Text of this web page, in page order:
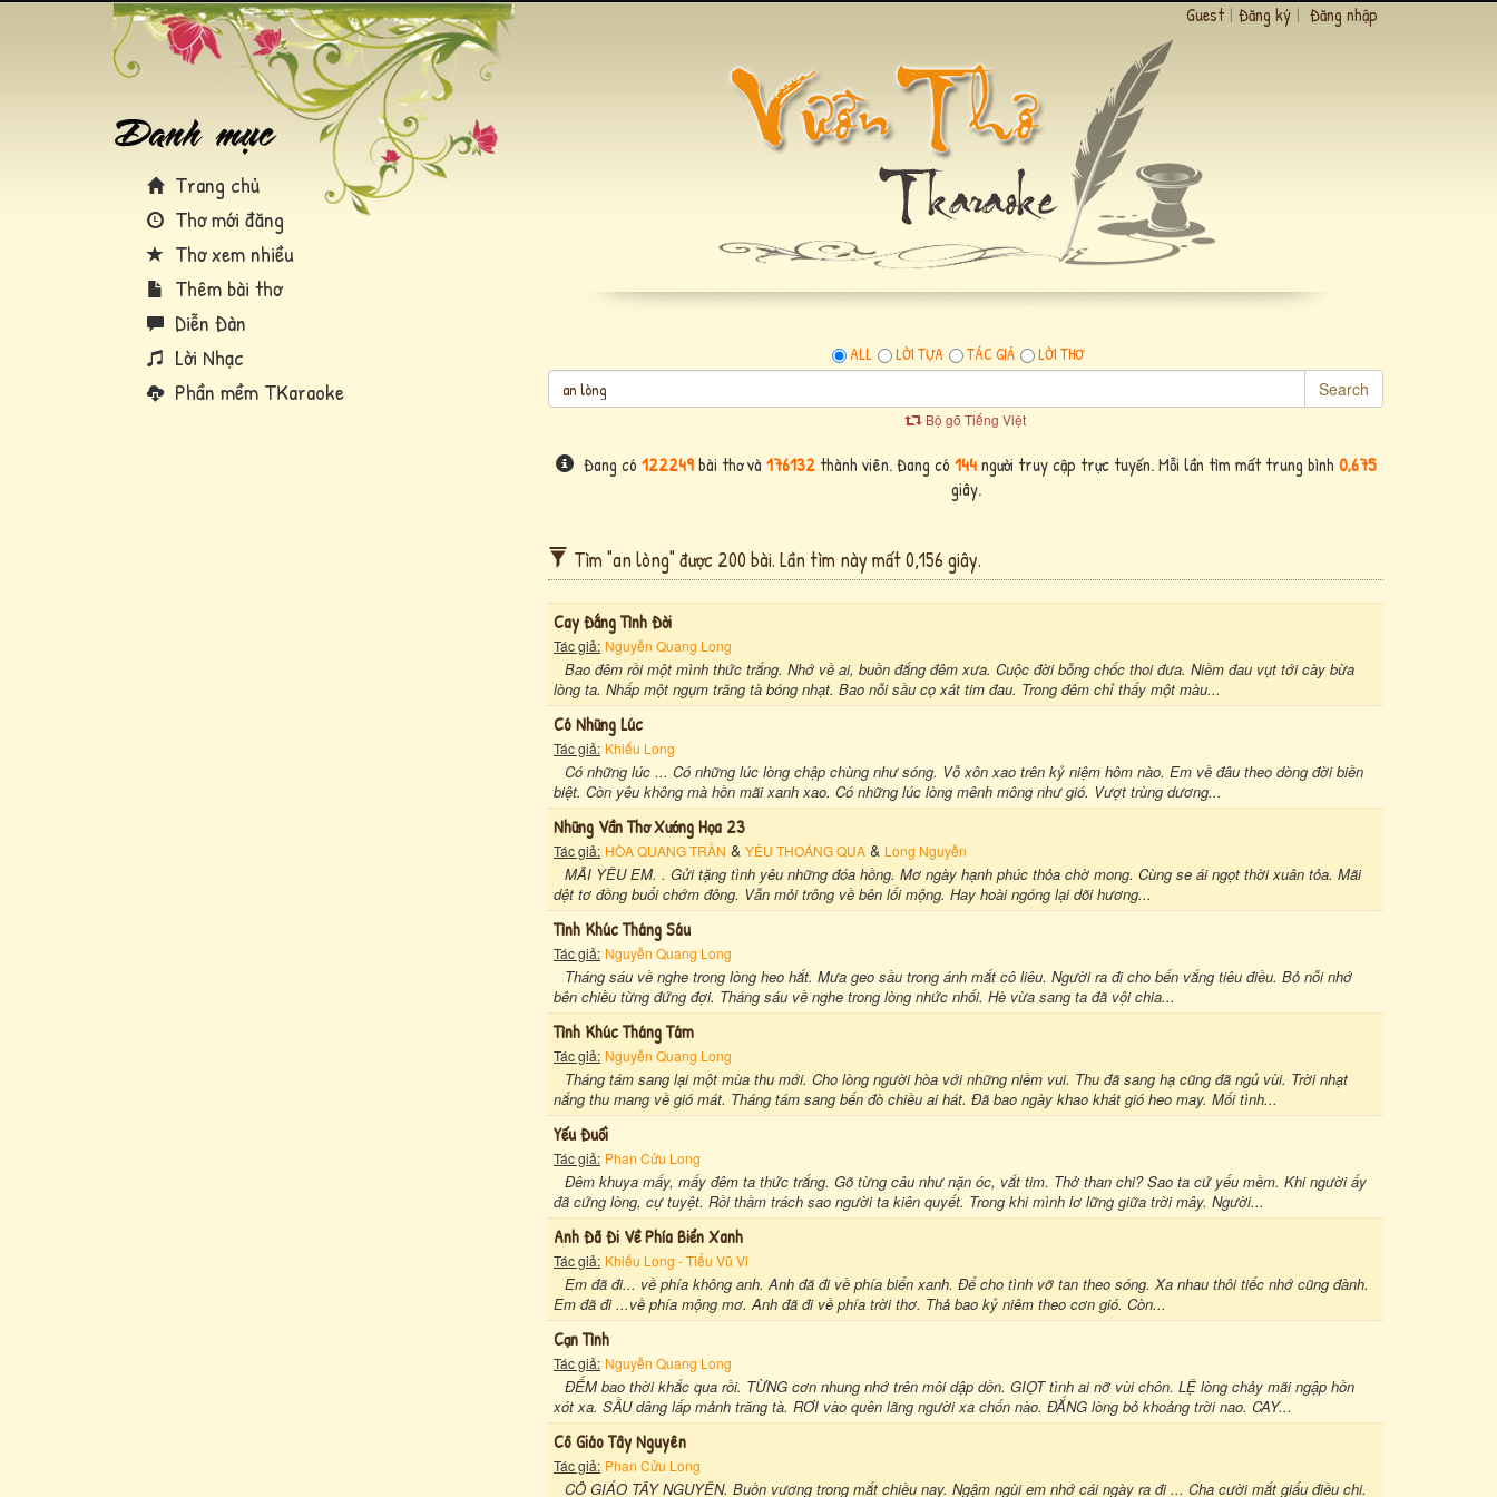
Trang chủ
Thơ mới đăng
Thơ xem nhiều
Thêm bài thơ
Diễn Đàn
Lời Nhạc
Phần mềm TKaraoke
Guest | Đăng ký | Đăng nhập
ALL LỜI TỰA TÁC GIẢ LỜI THƠ
Search
Bộ gõ Tiếng Việt
Đang có 122249bài thơ và 176132thành viên. Đang có 144người truy cập trực tuyến. Mỗi lần tìm mất trung bình 0,675
giây.
Tìm "an lòng" được 200 bài. Lần tìm này mất 0,156 giây.
Cay Đắng Tình Đời
Tác giả: Nguyễn Quang Long
Bao đêm rồi một mình thức trắng. Nhớ về ai, buồn đắng đêm xưa. Cuộc đời bỗng chốc thoi đưa. Niềm đau vụt tới cày bừa
lòng ta. Nhấp một ngụm trăng tà bóng nhạt. Bao nỗi sầu cọ xát tim đau. Trong đêm chỉ thấy một màu...
Có Những Lúc
Tác giả: Khiếu Long
Có những lúc ... Có những lúc lòng chập chùng như sóng. Vỗ xôn xao trên kỷ niệm hôm nào. Em về đâu theo dòng đời biền
biệt. Còn yêu không mà hồn mãi xanh xao. Có những lúc lòng mênh mông như gió. Vượt trùng dương...
Những Vần Thơ Xướng Họa 23
Tác giả: HÒA QUANG TRẦN & YÊU THOÁNG QUA & Long Nguyễn
MÃI YÊU EM. . Gửi tặng tình yêu những đóa hồng. Mơ ngày hạnh phúc thỏa chờ mong. Cùng se ái ngọt thời xuân tỏa. Mãi
dệt tơ đồng buổi chớm đông. Vẫn mỏi trông về bên lối mộng. Hay hoài ngóng lại dõi hương...
Tình Khúc Tháng Sáu
Tác giả: Nguyễn Quang Long
Tháng sáu về nghe trong lòng heo hắt. Mưa geo sầu trong ánh mắt cô liêu. Người ra đi cho bến vắng tiêu điều. Bỏ nỗi nhớ
bên chiều từng đứng đợi. Tháng sáu về nghe trong lòng nhức nhối. Hè vừa sang ta đã vội chia...
Tình Khúc Tháng Tám
Tác giả: Nguyễn Quang Long
Tháng tám sang lại một mùa thu mới. Cho lòng người hòa với những niềm vui. Thu đã sang hạ cũng đã ngủ vùi. Trời nhạt
nắng thu mang về gió mát. Tháng tám sang bến đò chiều ai hát. Đã bao ngày khao khát gió heo may. Mối tình...
Yếu Đuối
Tác giả: Phan Cửu Long
Đêm khuya mấy, mấy đêm ta thức trắng. Gõ từng câu như nặn óc, vắt tim. Thở than chi? Sao ta cứ yếu mềm. Khi người ấy
đã cứng lòng, cự tuyệt. Rồi thầm trách sao người ta kiên quyết. Trong khi mình lơ lững giữa trời mây. Người...
Anh Đã Đi Về Phía Biển Xanh
Tác giả: Khiếu Long - Tiểu Vũ Vi
Em đã đi... về phía không anh. Anh đã đi về phía biển xanh. Để cho tình vỡ tan theo sóng. Xa nhau thôi tiếc nhớ cũng đành.
Em đã đi ...về phía mộng mơ. Anh đã đi về phía trời thơ. Thả bao kỷ niêm theo cơn gió. Còn...
Cạn Tình
Tác giả: Nguyễn Quang Long
ĐẾM bao thời khắc qua rồi. TỪNG cơn nhung nhớ trên môi dập dồn. GIỌT tình ai nỡ vùi chôn. LỆ lòng chảy mãi ngập hồn
xót xa. SẦU dâng lấp mảnh trăng tà. RƠI vào quên lãng người xa chốn nào. ĐẮNG lòng bỏ khoảng trời nao. CAY...
Cô Giáo Tây Nguyên
Tác giả: Phan Cửu Long
CÔ GIÁO TÂY NGUYÊN. Buồn vương trong mắt chiều nay. Ngậm ngùi em nhớ cái ngày ra đi ... Cha cười mắt giấu điều chi.